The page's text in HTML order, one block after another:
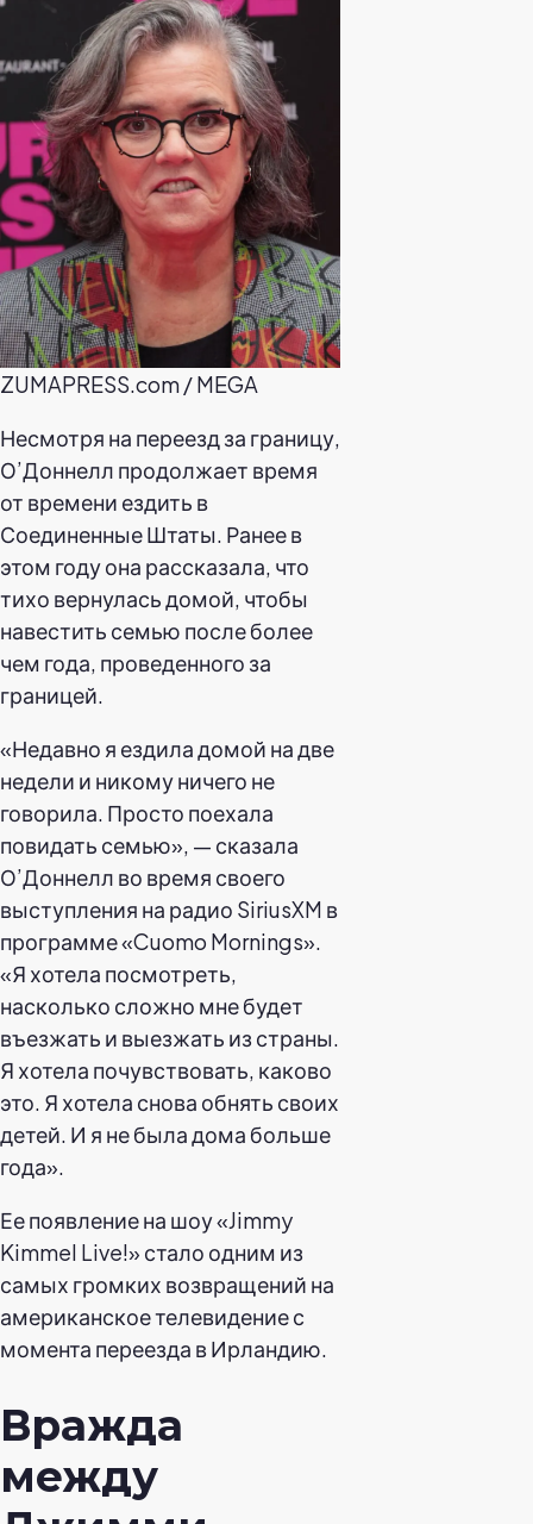
ZUMAPRESS.com / MEGA
Несмотря на переезд за границу,
О’Доннелл продолжает время
от времени ездить в
Соединенные Штаты. Ранее в
этом году она рассказала, что
тихо вернулась домой, чтобы
навестить семью после более
чем года, проведенного за
границей.
«Недавно я ездила домой на две
недели и никому ничего не
говорила. Просто поехала
повидать семью», — сказала
О’Доннелл во время своего
выступления на радио SiriusXM в
программе «Cuomo Mornings».
«Я хотела посмотреть,
насколько сложно мне будет
въезжать и выезжать из страны.
Я хотела почувствовать, каково
это. Я хотела снова обнять своих
детей. И я не была дома больше
года».
Ее появление на шоу «Jimmy
Kimmel Live!» стало одним из
самых громких возвращений на
американское телевидение с
момента переезда в Ирландию.
Вражда
между